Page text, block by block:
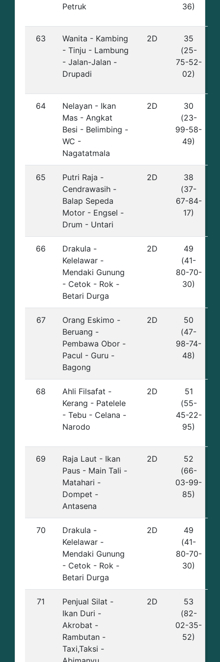
Petruk
36)
63
Wanita - Kambing
- Tinju - Lambung
- Jalan-Jalan -
Drupadi
2D
35
(25-
75-52-
02)
64
Nelayan - Ikan
Mas - Angkat
Besi - Belimbing -
WC -
Nagatatmala
2D
30
(23-
99-58-
49)
65
Putri Raja -
Cendrawasih -
Balap Sepeda
Motor - Engsel -
Drum - Untari
2D
38
(37-
67-84-
17)
66
Drakula -
Kelelawar -
Mendaki Gunung
- Cetok - Rok -
Betari Durga
2D
49
(41-
80-70-
30)
67
Orang Eskimo -
Beruang -
Pembawa Obor -
Pacul - Guru -
Bagong
2D
50
(47-
98-74-
48)
68
Ahli Filsafat -
Kerang - Patelele
- Tebu - Celana -
Narodo
2D
51
(55-
45-22-
95)
69
Raja Laut - Ikan
Paus - Main Tali -
Matahari -
Dompet -
Antasena
2D
52
(66-
03-99-
85)
70
Drakula -
Kelelawar -
Mendaki Gunung
- Cetok - Rok -
Betari Durga
2D
49
(41-
80-70-
30)
71
Penjual Silat -
Ikan Duri -
Akrobat -
Rambutan -
Taxi,Taksi -
2D
53
(82-
02-35-
52)